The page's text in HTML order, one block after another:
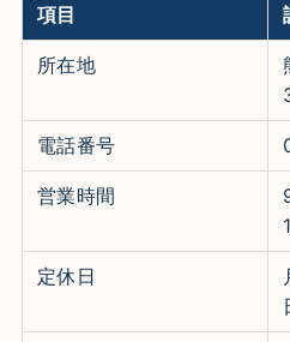
項目
所在地
電話番号
営業時間
定休日